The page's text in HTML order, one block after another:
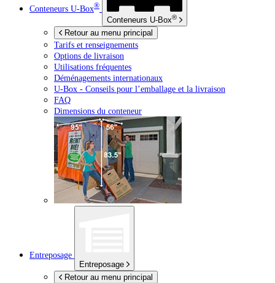
Conteneurs U-Box®
Conteneurs U-Box®
Retour au menu principal
Tarifs et renseignements
Options de livraison
Utilisations fréquentes
Déménagements internationaux
U-Box - Conseils pour l’emballage et la livraison
FAQ
Dimensions du conteneur
Entreposage
Entreposage
Retour au menu principal